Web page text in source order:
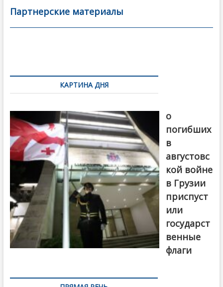
b
o
er l
а
в
Партнерские материалы
по
записямКАРТИНА ДНЯ
о
погибших
в
августовс
кой войне
в Грузии
приспуст
или
государст
венные
флаги